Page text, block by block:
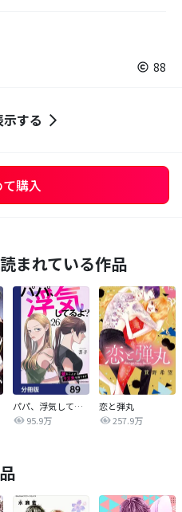
88
する
て購入
まれている作品
パパ、浮気してるよ？娘と二人でクズ夫を捨てます【分冊版】
95.9万
恋と弾丸
257.9万